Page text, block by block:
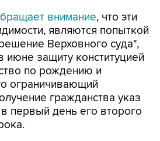
внимание, что эти
являются попыткой
Верховного суда",
июне защиту конституцией
по рождению и
ограничивающий
гражданства указ
первый день его второго